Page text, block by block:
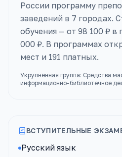
России программу
заведений в 7 городах.
обучения — от 98 100 ₽ в
000 ₽. В программах
мест и 191 платных.
Укрупнённая группа: Средства
информационно-библиотечное
ВСТУПИТЕЛЬНЫЕ
Русский язык